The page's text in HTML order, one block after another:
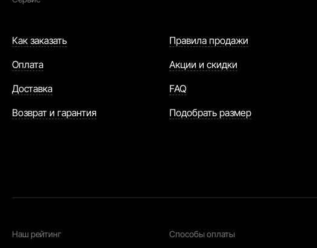
Как заказать
Оплата
Доставка
Возврат и гарантия
Правила продажи
Акции и скидки
FAQ
Подобрать размер
Наш рейтинг Способы оплаты